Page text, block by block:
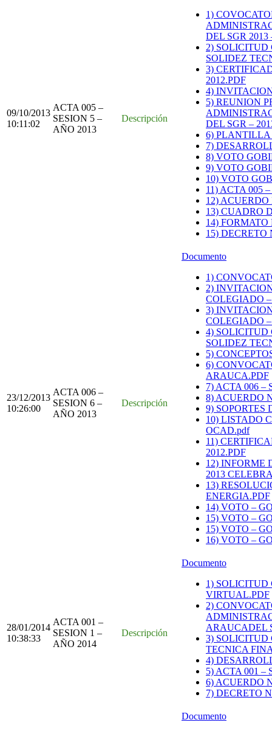
09/10/2013
10:11:02
ACTA 005 –
SESION 5 –
AÑO 2013
Descripción
1)
DEL SGR 2013
2) SOLICITUD
SOLIDEZ
3)
2012.PDF
4)
5) REUNION
DEL SGR –
6)
7)
8) VOTO
9) VOTO
10) VOTO
11) ACTA 005
12) ACUERDO
13) CUADRO
14)
15) DECRETO
23/12/2013
10:26:00
ACTA 006 –
SESION 6 –
AÑO 2013
Descripción
Documento
1)
2)
COLEGIADO
3)
COLEGIADO
4) SOLICITUD
SOLIDEZ
5)
6)
ARAUCA.PDF
7) ACTA 006 –
8) ACUERDO
9) SOPORTES
10) LISTADO
OCAD.pdf
11)
2012.PDF
12) INFORME
2013
13)
ENERGIA.PDF
14) VOTO –
15) VOTO –
15) VOTO –
16) VOTO –
28/01/2014
10:38:33
ACTA 001 –
SESION 1 –
AÑO 2014
Descripción
Documento
1) SOLICITUD
VIRTUAL.PDF
2)
ARAUCADEL
3) SOLICITUD
TECNICA
4)
5) ACTA 001 –
6) ACUERDO
7) DECRETO
Documento